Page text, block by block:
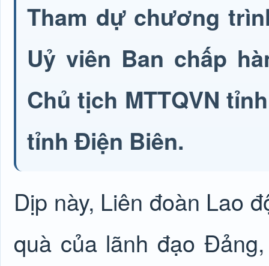
Tham dự chương
Uỷ viên Ban chấp
Chủ tịch MTTQVN
tỉnh Điện Biên.
Dịp này, Liên đoàn Lao
quà của lãnh đạo